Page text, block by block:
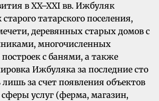
в XX–XXI вв. Ижбуляк
татарского поселения,
деревянных старых домов с
многочисленных
с банями, а также
Ижбуляка за последние сто
за счет появления объектов
сферы услуг (ферма, магазин,